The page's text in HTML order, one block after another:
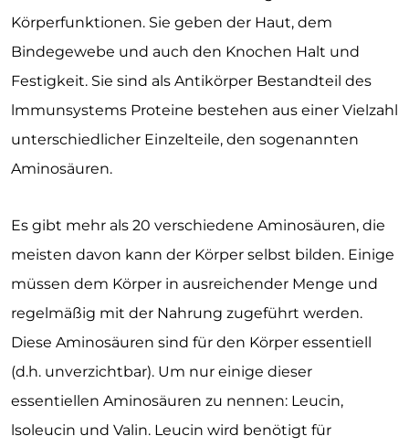
Körperfunktionen. Sie geben der Haut, dem
Bindegewebe und auch den Knochen Halt und
Festigkeit. Sie sind als Antikörper Bestandteil des
lmmunsystems Proteine bestehen aus einer Vielzahl
unterschiedlicher Einzelteile, den sogenannten
Aminosäuren.
Es gibt mehr als 20 verschiedene Aminosäuren, die
meisten davon kann der Körper selbst bilden. Einige
müssen dem Körper in ausreichender Menge und
regelmäßig mit der Nahrung zugeführt werden.
Diese Aminosäuren sind für den Körper essentiell
(d.h. unverzichtbar). Um nur einige dieser
essentiellen Aminosäuren zu nennen: Leucin,
lsoleucin und Valin. Leucin wird benötigt für